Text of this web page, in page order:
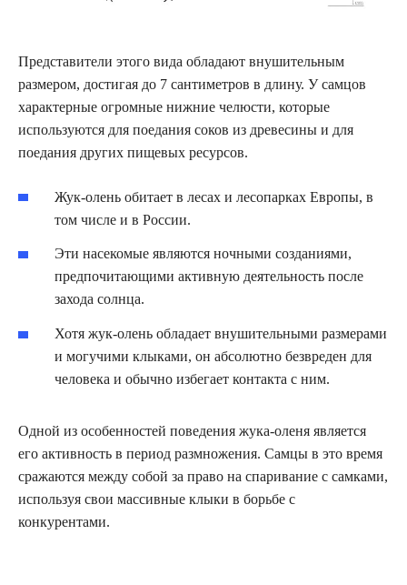
Представители этого вида обладают внушительным
размером, достигая до 7 сантиметров в длину. У самцов
характерные огромные нижние челюсти, которые
используются для поедания соков из древесины и для
поедания других пищевых ресурсов.
Жук-олень обитает в лесах и лесопарках Европы, в
том числе и в России.
Эти насекомые являются ночными созданиями,
предпочитающими активную деятельность после
захода солнца.
Хотя жук-олень обладает внушительными размерами
и могучими клыками, он абсолютно безвреден для
человека и обычно избегает контакта с ним.
Одной из особенностей поведения жука-оленя является
его активность в период размножения. Самцы в это время
сражаются между собой за право на спаривание с самками,
используя свои массивные клыки в борьбе с
конкурентами.